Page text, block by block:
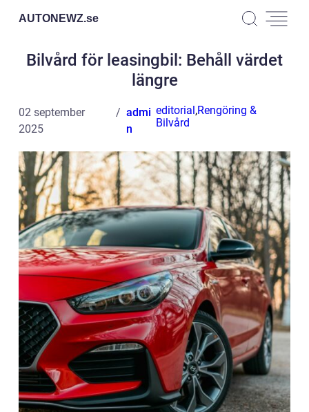
AUTONEWZ.se
Bilvård för leasingbil: Behåll värdet
längre
02 september
2025
admi
n
editorial,Rengöring &
Bilvård